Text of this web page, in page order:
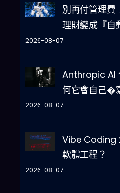
別再付管理費
理財變成『自
2026-08-07
Anthropic AI
何它會自己�
2026-08-07
Vibe Coding
軟體工程？
2026-08-07